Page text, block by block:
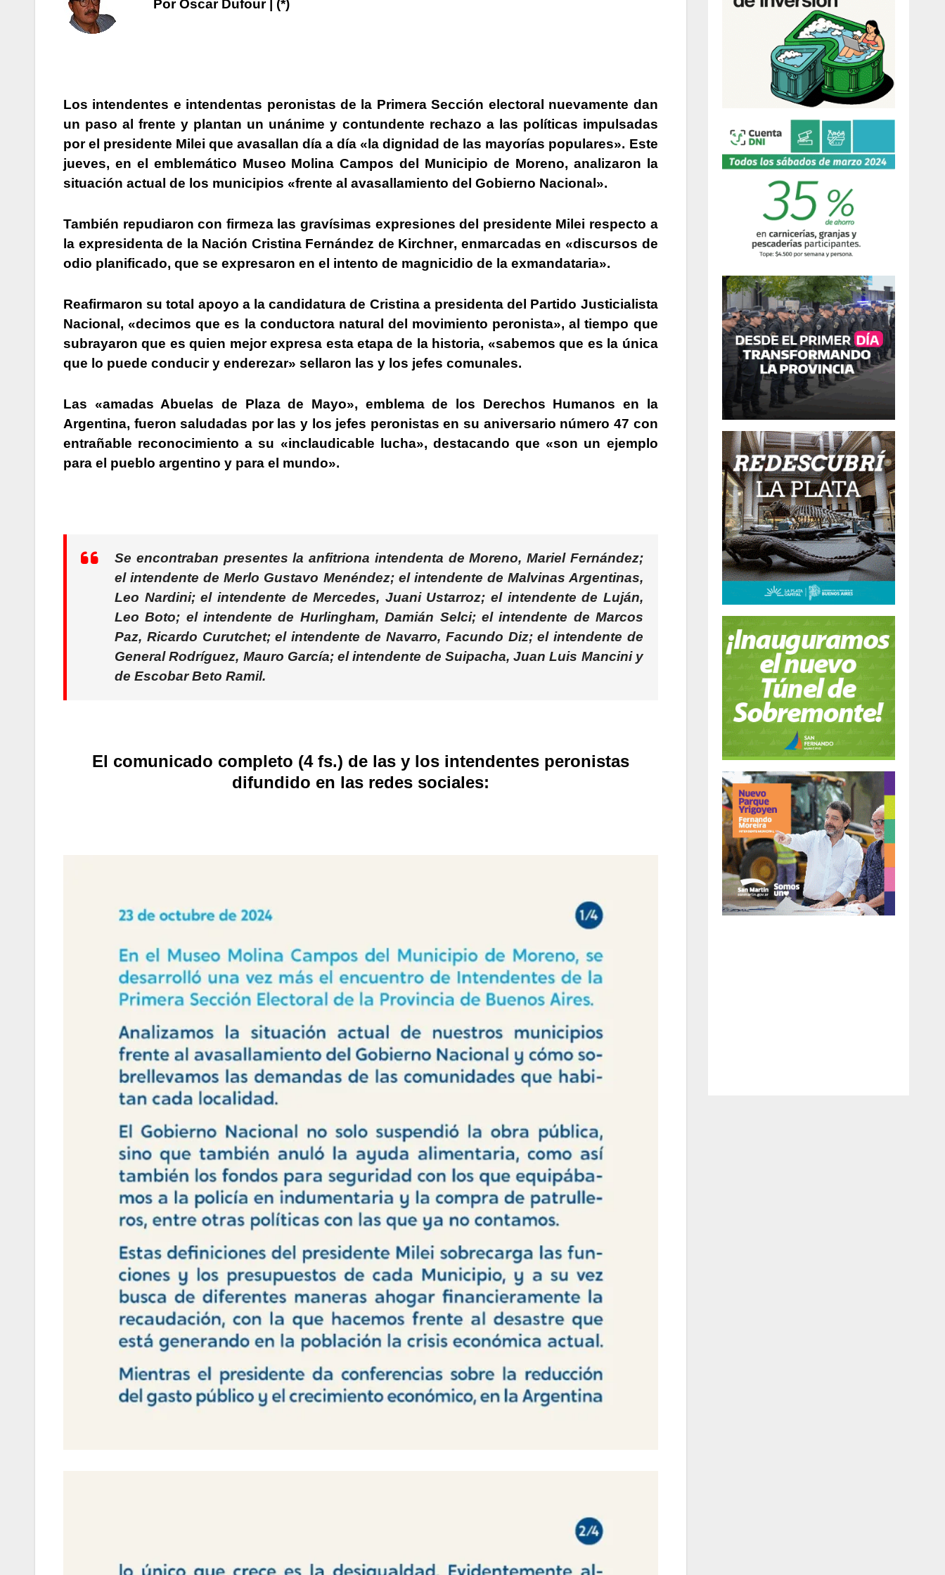
Por Oscar Dufour | (*)
Los intendentes e intendentas peronistas de la Primera Sección electoral nuevamente dan
un paso al frente y plantan un unánime y contundente rechazo a las políticas impulsadas
por el presidente Milei que avasallan día a día «la dignidad de las mayorías populares». Este
jueves, en el emblemático Museo Molina Campos del Municipio de Moreno, analizaron la
situación actual de los municipios «frente al avasallamiento del Gobierno Nacional».
También repudiaron con firmeza las gravísimas expresiones del presidente Milei respecto a
la expresidenta de la Nación Cristina Fernández de Kirchner, enmarcadas en «discursos de
odio planificado, que se expresaron en el intento de magnicidio de la exmandataria».
Reafirmaron su total apoyo a la candidatura de Cristina a presidenta del Partido Justicialista
Nacional , «decimos que es la conductora natural del movimiento peronista», al tiempo que
subrayaron que es quien mejor expresa esta etapa de la historia, «sabemos que es la única
que lo puede conducir y enderezar» sellaron las y los jefes comunales.
Las «amadas Abuelas de Plaza de Mayo», emblema de los Derechos Humanos en la
Argentina, fueron saludadas por las y los jefes peronistas en su aniversario número 47 con
entrañable reconocimiento a su «inclaudicable lucha», destacando que «son un ejemplo
para el pueblo argentino y para el mundo».
Se encontraban presentes la anfitriona intendenta de Moreno, Mariel Fernández;
el intendente de Merlo Gustavo Menéndez; el intendente de Malvinas Argentinas,
Leo Nardini; el intendente de Mercedes, Juani Ustarroz; el intendente de Luján,
Leo Boto; el intendente de Hurlingham,Damián Selci; el intendente de Marcos
Paz, Ricardo Curutchet; el intendente de Navarro, Facundo Diz; el intendente de
General Rodríguez, Mauro García; el intendente de Suipacha,Juan Luis Manciniy
de EscobarBeto Ramil.
El comunicado completo (4 fs.) de las y los intendentes peronistas
difundido en las redes sociales: